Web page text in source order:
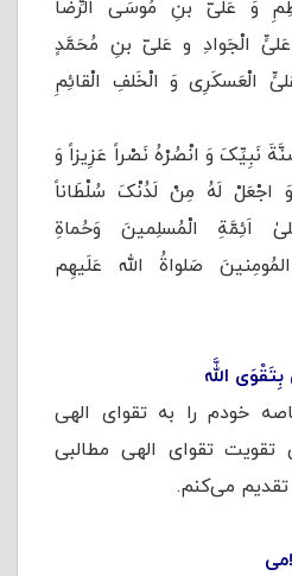
وَ عَلىّ بنِ مُوسَی الرِّضا
الْجَوادِ و عَلىّ‌ بنِ‌ مُحَمَّدٍ
الْعَسکَرِی وَ الْخَلفِ الْقائِمِ
نَبِیِّکَ وَ انْصُرْهُ نَصْراً عَزِیزاً وَ
اجْعَلْ لَهُ مِنْ لَدُنْکَ سُلْطَاناً
اَئِمَّةِ الْمُسلِمینَ وَحُماةِ
صَلواةُ الله عَلَیهِم
اللَّه
خودم را به تقوای الهی
تقوای الهی مطالبی
تقدیم می‌کنم.